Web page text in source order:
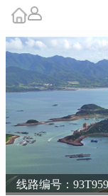
线路编号：